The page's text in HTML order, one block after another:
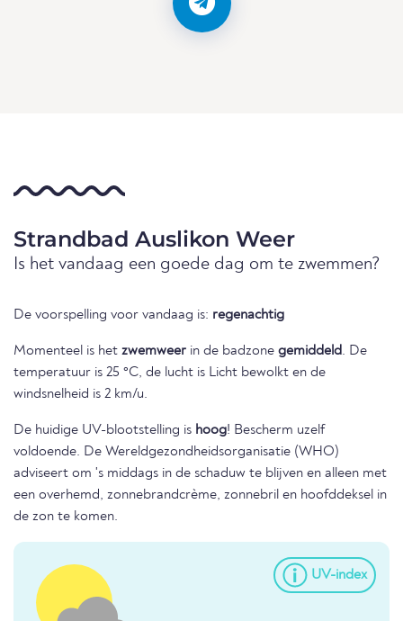
Strandbad Auslikon Weer
Is het vandaag een goede dag om te zwemmen?
De voorspelling voor vandaag is: regenachtig
Momenteel is het zwemweer in de badzone gemiddeld. De
temperatuur is 25 °C, de lucht is Licht bewolkt en de
windsnelheid is 2 km/u.
De huidige UV-blootstelling is hoog! Bescherm uzelf
voldoende. De Wereldgezondheidsorganisatie (WHO)
adviseert om 's middags in de schaduw te blijven en alleen met
een overhemd, zonnebrandcrème, zonnebril en hoofddeksel in
de zon te komen.
UV-index